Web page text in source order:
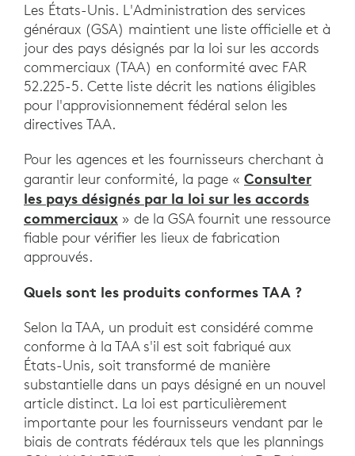
Les États-Unis. L'Administration des services
généraux (GSA) maintient une liste officielle et à
jour des pays désignés par la loi sur les accords
commerciaux (TAA) en conformité avec FAR
52.225-5. Cette liste décrit les nations éligibles
pour l'approvisionnement fédéral selon les
directives TAA.
Pour les agences et les fournisseurs cherchant à
garantir leur conformité, la page « Consulter
les pays désignés par la loi sur les accords
commerciaux » de la GSA fournit une ressource
fiable pour vérifier les lieux de fabrication
approuvés.
Quels sont les produits conformes TAA ?
Selon la TAA, un produit est considéré comme
conforme à la TAA s'il est soit fabriqué aux
États-Unis, soit transformé de manière
substantielle dans un pays désigné en un nouvel
article distinct. La loi est particulièrement
importante pour les fournisseurs vendant par le
biais de contrats fédéraux tels que les plannings